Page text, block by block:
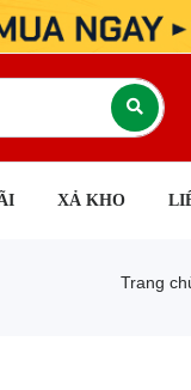
XẢ KHO
Trang